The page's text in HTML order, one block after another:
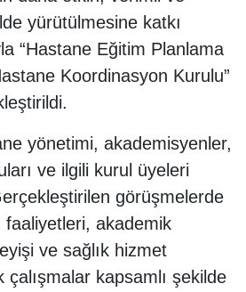
yürütülmesine katkı
“Hastane Eğitim Planlama
Koordinasyon Kurulu”
yönetimi, akademisyenler,
ve ilgili kurul üyeleri
görüşmelerde
faaliyetleri, akademik
ve sağlık hizmet
kapsamlı şekilde